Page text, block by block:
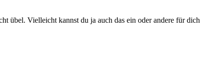
übel. Vielleicht kannst du ja auch das ein oder andere für dich